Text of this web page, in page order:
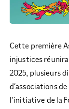
Cette première
injustices réunira
2025, plusieurs
d’associations
l’initiative de la